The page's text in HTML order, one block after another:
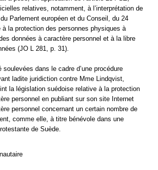
relatives, notamment, à l’interprétation de
Parlement européen et du Conseil, du 24
à la protection des personnes physiques à
données à caractère personnel et à la libre
(JO L 281, p. 31).
dans le cadre d’une procédure
ladite juridiction contre Mme Lindqvist,
la législation suédoise relative à la protection
personnel en publiant sur son site Internet
personnel concernant un certain nombre de
comme elle, à titre bénévole dans une
de Suède.